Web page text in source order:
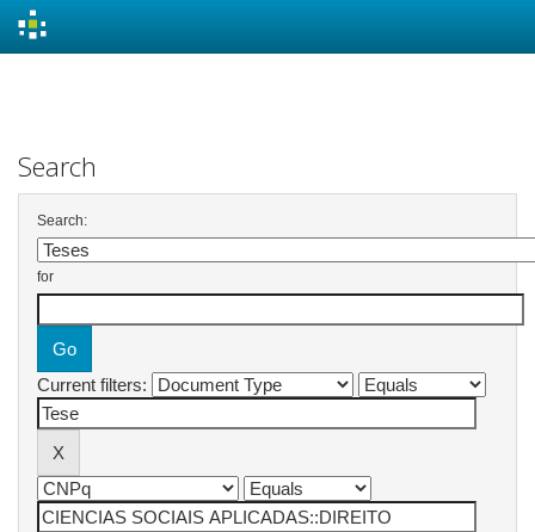
Search
Search:
for
Current filters: